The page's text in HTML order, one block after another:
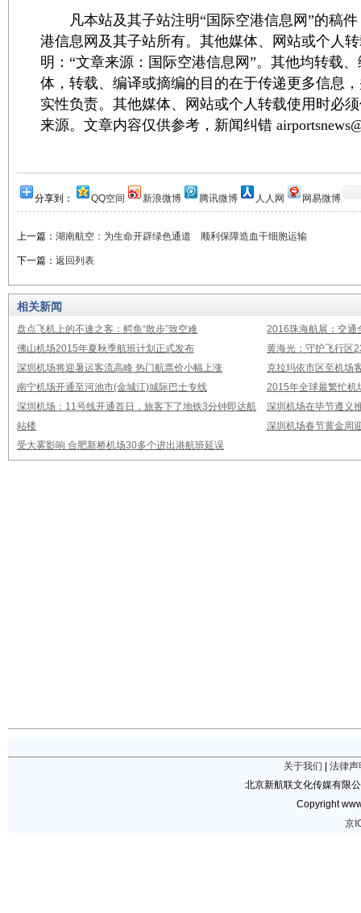
凡本站及其子站注明“国际空港信息网”的稿件
港信息网及其子站所有。其他媒体、网站或个人
明：“文章来源：国际空港信息网”。其他均转载
体，转载、编译或摘编的目的在于传递更多信息
实性负责。其他媒体、网站或个人转载使用时必
来源。文章内容仅供参考，新闻纠错
分享到： QQ空间 新浪微博 腾讯微博 人人网 网易微博
上一篇： 湖南航空：为生命开辟绿色通道 顺利保障造血干细胞运输
下一篇： 返回列表
相关新闻
盘点飞机上的不速之客：鳄鱼“散步”致空难
2016珠海航展：交通
佛山机场2015年夏秋季航班计划正式发布
黄海光：守护飞行区
深圳机场将迎暑运客流高峰 热门航票价小幅上涨
克拉玛依市区至机场
南宁机场开通至河池市(金城江)城际巴士专线
2015年全球最繁忙机
深圳机场：11号线开通首日，旅客下了地铁3分钟即达航
站楼
深圳机场在毕节遵义
深圳机场春节黄金周
受大雾影响 合肥新桥机场30多个进出港航班延误
关于我们
法律声
北京新航联文化传媒有限
Copyright
京